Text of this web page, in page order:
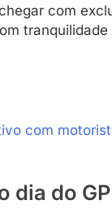
com
tranquilidade
com
dia do